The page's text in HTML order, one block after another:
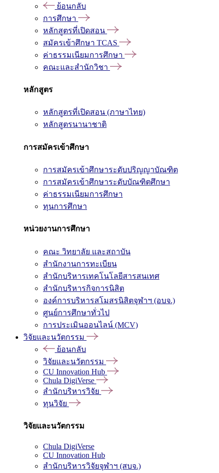
ย้อนกลับ
การศึกษา
หลักสูตรที่เปิดสอน
สมัครเข้าศึกษา TCAS
ค่าธรรมเนียมการศึกษา
คณะและสำนักวิชา
หลักสูตร
หลักสูตรที่เปิดสอน (ภาษาไทย)
หลักสูตรนานาชาติ
การสมัครเข้าศึกษา
การสมัครเข้าศึกษาระดับปริญญาบัณฑิต
การสมัครเข้าศึกษาระดับบัณฑิตศึกษา
ค่าธรรมเนียมการศึกษา
ทุนการศึกษา
หน่วยงานการศึกษา
คณะ วิทยาลัย และสถาบัน
สำนักงานการทะเบียน
สำนักบริหารเทคโนโลยีสารสนเทศ
สำนักบริหารกิจการนิสิต
องค์การบริหารสโมสรนิสิตจุฬาฯ (อบจ.)
ศูนย์การศึกษาทั่วไป
การประเมินออนไลน์ (MCV)
วิจัยและนวัตกรรม
ย้อนกลับ
วิจัยและนวัตกรรม
CU Innovation Hub
Chula DigiVerse
สำนักบริหารวิจัย
ทุนวิจัย
วิจัยและนวัตกรรม
Chula DigiVerse
CU Innovation Hub
สำนักบริหารวิจัยจุฬาฯ (สบจ.)